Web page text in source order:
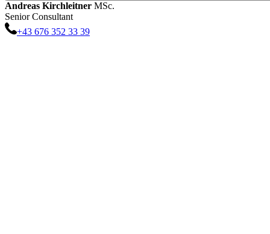
Andreas Kirchleitner MSc.
Senior Consultant
+43 676 352 33 39